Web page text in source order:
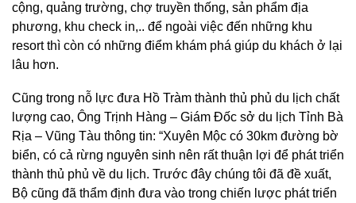
cộng, quảng trường, chợ truyền thống, sản phẩm địa
phương, khu check in,.. để ngoài việc đến những khu
resort thì còn có những điểm khám phá giúp du khách ở lại
lâu hơn.
Cũng trong nỗ lực đưa Hồ Tràm thành thủ phủ du lịch chất
lượng cao, Ông Trịnh Hàng – Giám Đốc sở du lịch Tỉnh Bà
Rịa – Vũng Tàu thông tin: “Xuyên Mộc có 30km đường bờ
biển, có cả rừng nguyên sinh nên rất thuận lợi để phát triển
thành thủ phủ về du lịch. Trước đây chúng tôi đã đề xuất,
Bộ cũng đã thẩm định đưa vào trong chiến lược phát triển